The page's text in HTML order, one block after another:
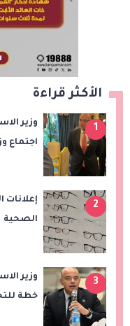
الأكثر قراءة
1
وزير
اجتماع
2
إعلانات
الصحية
3
وزير
خطة